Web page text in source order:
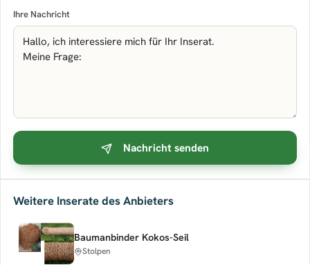
Ihre Nachricht
Nachricht senden
Weitere Inserate des Anbieters
Baumanbinder Kokos-Seil
Stolpen